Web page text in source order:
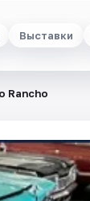
Выставки
Rancho